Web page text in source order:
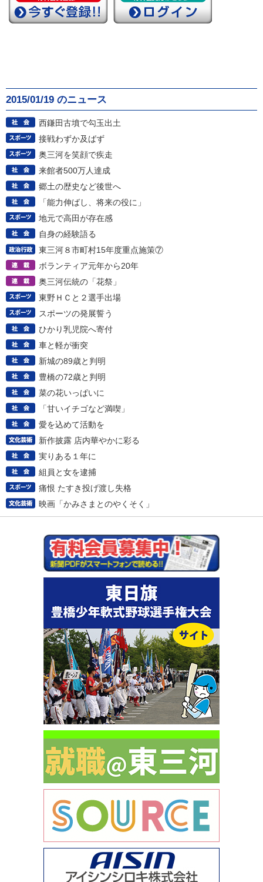
2015/01/19 のニュース
西鎌田古墳で勾玉出土
接戦わずか及ばず
奥三河を笑顔で疾走
来館者500万人達成
郷土の歴史など後世へ
「能力伸ばし、将来の役に」
地元で高田が存在感
自身の経験語る
東三河８市町村15年度重点施策⑦
ボランティア元年から20年
奥三河伝統の「花祭」
東野ＨＣと２選手出場
スポーツの発展誓う
ひかり乳児院へ寄付
車と軽が衝突
新城の89歳と判明
豊橋の72歳と判明
菜の花いっぱいに
「甘いイチゴなど満喫」
愛を込めて活動を
新作披露 店内華やかに彩る
実りある１年に
組員と女を逮捕
痛恨 たすき投げ渡し失格
映画「かみさまとのやくそく」